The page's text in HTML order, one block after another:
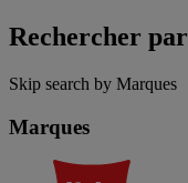
Rechercher par
Skip search by Marques
Marques